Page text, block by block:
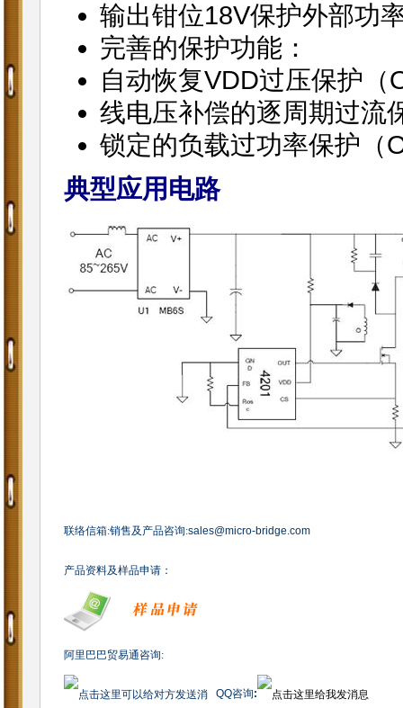
输出钳位18V保护外部功
完善的保护功能：
自动恢复VDD过压保护
线电压补偿的逐周期过流
锁定的负载过功率保护（
典型应用电路
联络信箱:销售及产品咨询:sales@micro-bridge.com
产品资料及样品申请：
阿里巴巴贸易通咨询:
QQ咨询: